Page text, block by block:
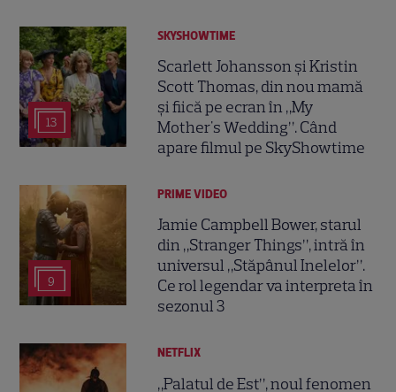
13
SKYSHOWTIME
Scarlett Johansson și Kristin
Scott Thomas, din nou mamă
și fiică pe ecran în „My
Mother's Wedding”. Când
apare filmul pe SkyShowtime
9
PRIME VIDEO
Jamie Campbell Bower, starul
din „Stranger Things”, intră în
universul „Stăpânul Inelelor”.
Ce rol legendar va interpreta în
sezonul 3
NETFLIX
„Palatul de Est”, noul fenomen